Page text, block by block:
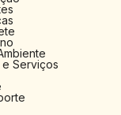
Serviços